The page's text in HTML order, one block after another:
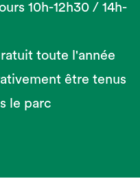
10h-12h30 / 14h-
toute l'année
être tenus
le parc